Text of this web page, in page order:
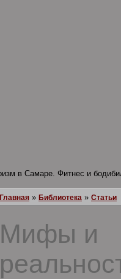
Главная » Библиотека » Статьи
Мифы и